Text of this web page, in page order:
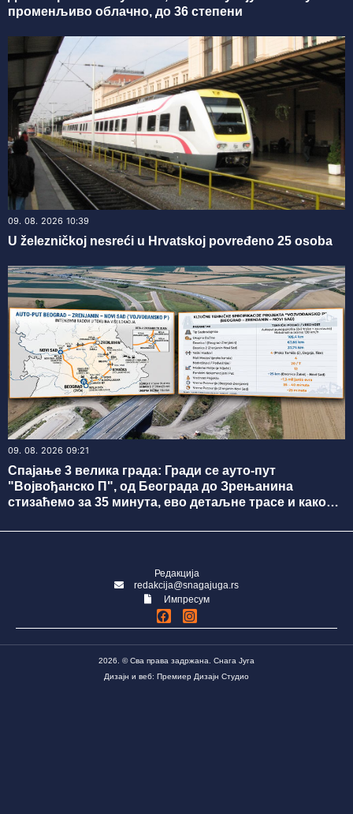
променљиво облачно, до 36 степени
09. 08. 2026 10:39
U železničkoj nesreći u Hrvatskoj povređeno 25 osoba
09. 08. 2026 09:21
Спајање 3 велика града: Гради се ауто-пут
"Војвођанско П", од Београда до Зрењанина
стизаћемо за 35 минута, ево детаљне трасе и како
Редакција
redakcija@snagajuga.rs
Импресум
2026. © Сва права задржана. Снага Југа
Дизајн и веб: Премиер Дизајн Студио